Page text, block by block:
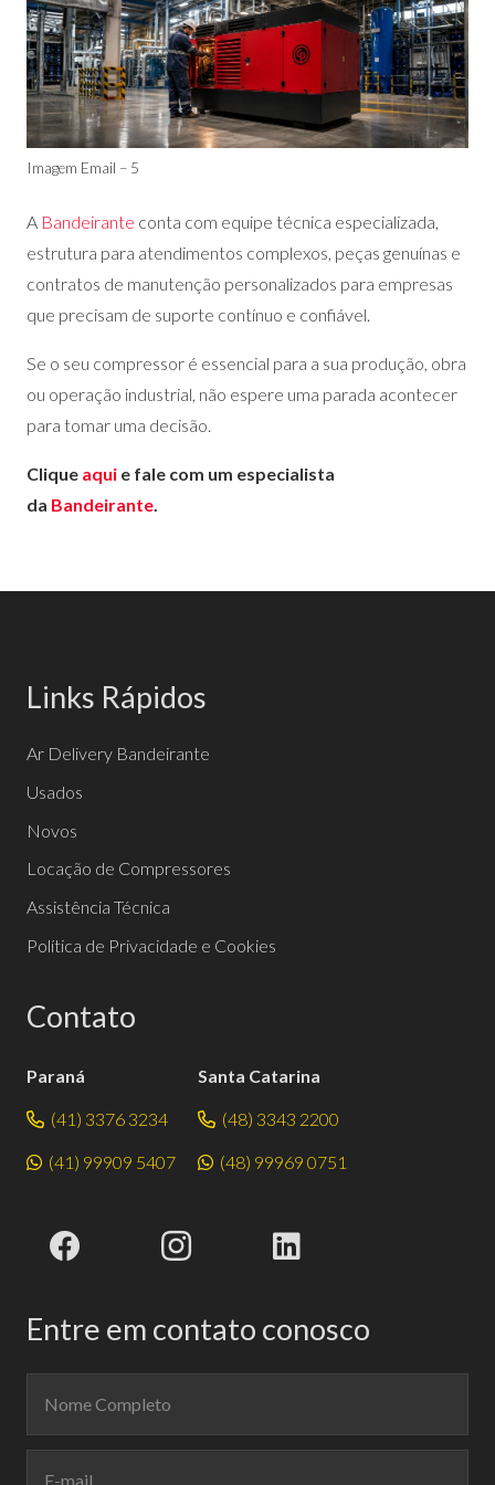
Imagem Email – 5
A Bandeirante conta com equipe técnica especializada,
estrutura para atendimentos complexos, peças genuínas e
contratos de manutenção personalizados para empresas
que precisam de suporte contínuo e confiável.
Se o seu compressor é essencial para a sua produção, obra
ou operação industrial, não espere uma parada acontecer
para tomar uma decisão.
Clique aqui e fale com um especialista
da Bandeirante.
Links Rápidos
Ar Delivery Bandeirante
Usados
Novos
Locação de Compressores
Assistência Técnica
Política de Privacidade e Cookies
Contato
Paraná
(41) 3376 3234
(41) 99909 5407
Santa Catarina
(48) 3343 2200
(48) 99969 0751
Entre em contato conosco